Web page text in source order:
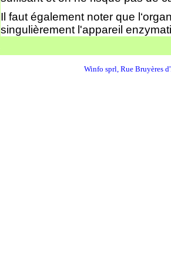
Il faut également noter que
singulièrement l'appareil
Winfo sprl, Rue Bruyères